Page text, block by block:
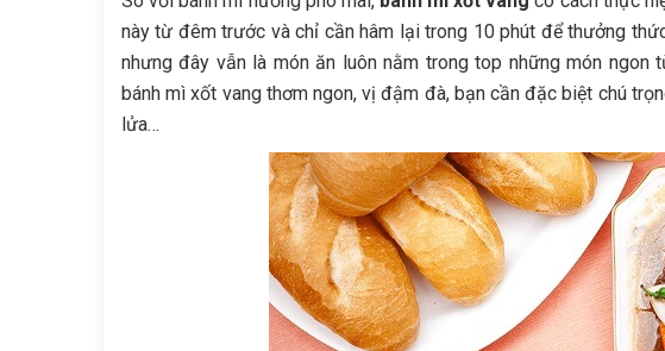
này từ đêm trước và chỉ cần hâm lại trong 10 phút để thưởng
nhưng đây vẫn là món ăn luôn nằm trong top những món
bánh mì xốt vang thơm ngon, vị đậm đà, bạn cần đặc biệt chú
lửa…